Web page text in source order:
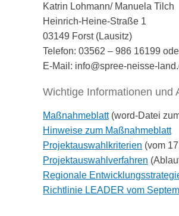
Katrin Lohmann/ Manuela Tilch
Heinrich-Heine-Straße 1
03149 Forst (Lausitz)
Telefon: 03562 – 986 16199
E-Mail: info@spree-neisse-
Wichtige Informationen und
Maßnahmeblatt(word-Datei
Hinweise zum Maßnahmeblatt
Projektauswahlkriterien (vom
Projektauswahlverfahren
Regionale
Richtlinie LEADER vom